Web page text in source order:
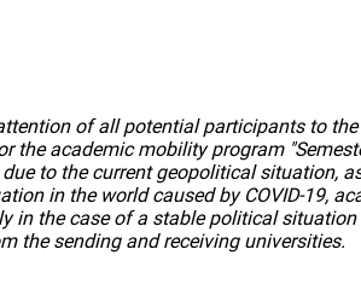
of all potential participants to
the academic mobility program
to the current geopolitical situation,
in the world caused by COVID-19,
in the case of a stable political situation
the sending and receiving universities.